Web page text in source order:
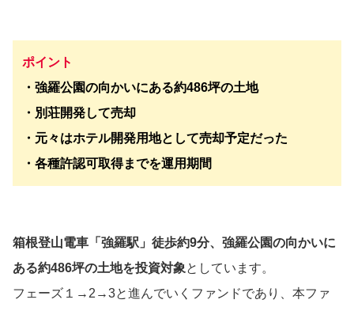
ポイント
・強羅公園の向かいにある約486坪の土地
・別荘開発して売却
・元々はホテル開発用地として売却予定だった
・各種許認可取得までを運用期間
箱根登山電車「強羅駅」徒歩約9分、強羅公園の向かいに
ある約486坪の土地を投資対象としています。
フェーズ１→2→3と進んでいくファンドであり、本ファ